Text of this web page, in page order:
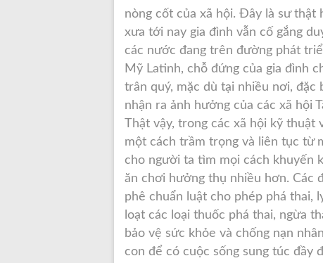
nòng cốt của xã hội. Đây là sư thật
xưa tới nay gia đình vẫn cố gắng
các nước đang trên đường phát
Mỹ Latinh, chỗ đứng của gia đình
trân quý, mặc dù tại nhiều nơi,
nhận ra ảnh hưởng của các xã hội
Thật vậy, trong các xã hội kỹ thuật
một cách trầm trọng và liên tục từ
cho người ta tìm mọi cách khuyến
ăn chơi hưởng thụ nhiều hơn. Các
phê chuẩn luật cho phép phá thai,
loạt các loại thuốc phá thai, ngừa
bảo vệ sức khỏe và chống nạn
con để có cuộc sống sung túc đầy